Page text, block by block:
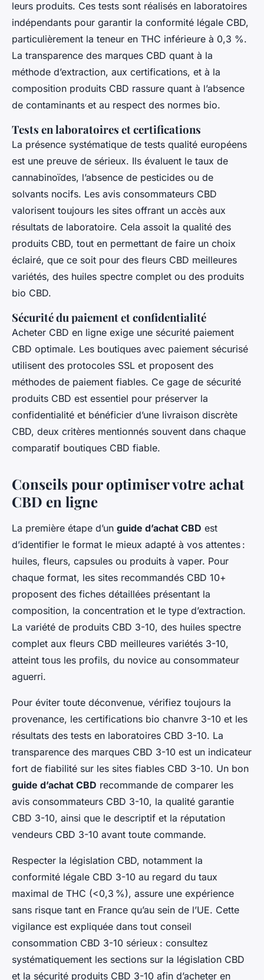
leurs produits. Ces tests sont réalisés en laboratoires
indépendants pour garantir la conformité légale CBD,
particulièrement la teneur en THC inférieure à 0,3 %.
La transparence des marques CBD quant à la
méthode d’extraction, aux certifications, et à la
composition produits CBD rassure quant à l’absence
de contaminants et au respect des normes bio.
Tests en laboratoires et certifications
La présence systématique de tests qualité européens
est une preuve de sérieux. Ils évaluent le taux de
cannabinoïdes, l’absence de pesticides ou de
solvants nocifs. Les avis consommateurs CBD
valorisent toujours les sites offrant un accès aux
résultats de laboratoire. Cela assoit la qualité des
produits CBD, tout en permettant de faire un choix
éclairé, que ce soit pour des fleurs CBD meilleures
variétés, des huiles spectre complet ou des produits
bio CBD.
Sécurité du paiement et confidentialité
Acheter CBD en ligne exige une sécurité paiement
CBD optimale. Les boutiques avec paiement sécurisé
utilisent des protocoles SSL et proposent des
méthodes de paiement fiables. Ce gage de sécurité
produits CBD est essentiel pour préserver la
confidentialité et bénéficier d’une livraison discrète
CBD, deux critères mentionnés souvent dans chaque
comparatif boutiques CBD fiable.
Conseils pour optimiser votre achat
CBD en ligne
La première étape d’un guide d’achat CBD est
d’identifier le format le mieux adapté à vos attentes :
huiles, fleurs, capsules ou produits à vaper. Pour
chaque format, les sites recommandés CBD 10+
proposent des fiches détaillées présentant la
composition, la concentration et le type d’extraction.
La variété de produits CBD 3-10, des huiles spectre
complet aux fleurs CBD meilleures variétés 3-10,
atteint tous les profils, du novice au consommateur
aguerri.
Pour éviter toute déconvenue, vérifiez toujours la
provenance, les certifications bio chanvre 3-10 et les
résultats des tests en laboratoires CBD 3-10. La
transparence des marques CBD 3-10 est un indicateur
fort de fiabilité sur les sites fiables CBD 3-10. Un bon
guide d’achat CBD recommande de comparer les
avis consommateurs CBD 3-10, la qualité garantie
CBD 3-10, ainsi que le descriptif et la réputation
vendeurs CBD 3-10 avant toute commande.
Respecter la législation CBD, notamment la
conformité légale CBD 3-10 au regard du taux
maximal de THC (<0,3 %), assure une expérience
sans risque tant en France qu’au sein de l’UE. Cette
vigilance est expliquée dans tout conseil
consommation CBD 3-10 sérieux : consultez
systématiquement les sections sur la législation CBD
et la sécurité produits CBD 3-10 afin d’acheter en